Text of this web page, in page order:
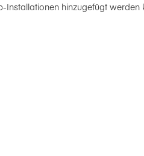
Installationen hinzugefügt werden